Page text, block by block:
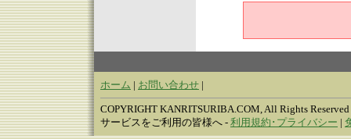
ホーム | お問い合わせ |
COPYRIGHT KANRITSURIBA.COM, All Rights Reserved
サービスをご利用の皆様へ - 利用規約･プライバシー |